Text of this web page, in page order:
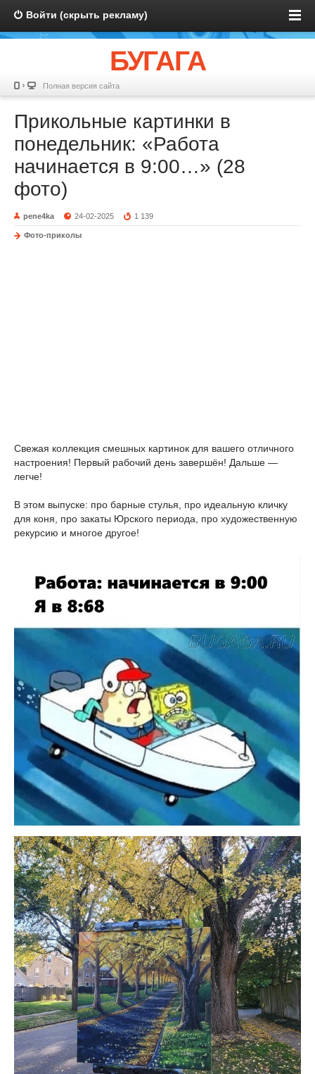
Войти (скрыть рекламу)
БУГАГА
Полная версия сайта
Прикольные картинки в
понедельник: «Работа
начинается в 9:00…» (28
фото)
pene4ka 24-02-2025 1 139
Фото-приколы
Свежая коллекция смешных картинок для вашего отличного
настроения! Первый рабочий день завершён! Дальше —
легче!
В этом выпуске: про барные стулья, про идеальную кличку
для коня, про закаты Юрского периода, про художественную
рекурсию и многое другое!